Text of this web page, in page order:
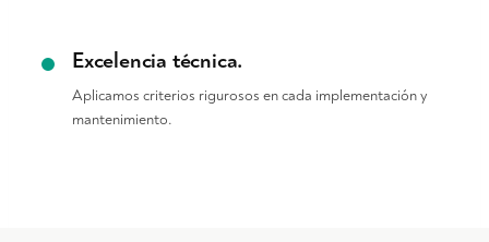
Excelencia técnica.
Aplicamos criterios rigurosos en cada implementación y
mantenimiento.